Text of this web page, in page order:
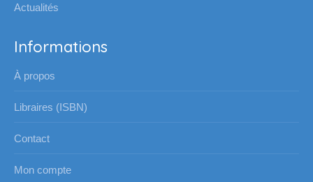
Actualités
Informations
À propos
Libraires (ISBN)
Contact
Mon compte